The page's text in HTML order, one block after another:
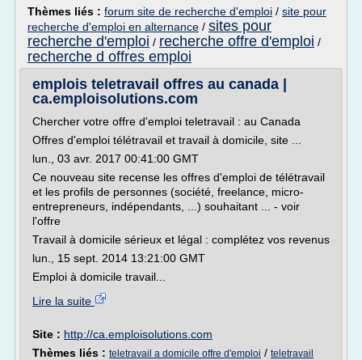
Thèmes liés : forum site de recherche d'emploi / site pour
recherche d'emploi en alternance / sites pour
recherche d'emploi / recherche offre d'emploi /
recherche d offres emploi
emplois teletravail offres au canada |
ca.emploisolutions.com
Chercher votre offre d'emploi teletravail : au Canada
Offres d'emploi télétravail et travail à domicile, site ...
lun., 03 avr. 2017 00:41:00 GMT
Ce nouveau site recense les offres d'emploi de télétravail
et les profils de personnes (société, freelance, micro-
entrepreneurs, indépendants, ...) souhaitant ... - voir
l'offre
Travail à domicile sérieux et légal : complétez vos revenus
lun., 15 sept. 2014 13:21:00 GMT
Emploi à domicile travail...
Lire la suite
Site : http://ca.emploisolutions.com
Thèmes liés : teletravail a domicile offre d'emploi / teletravail